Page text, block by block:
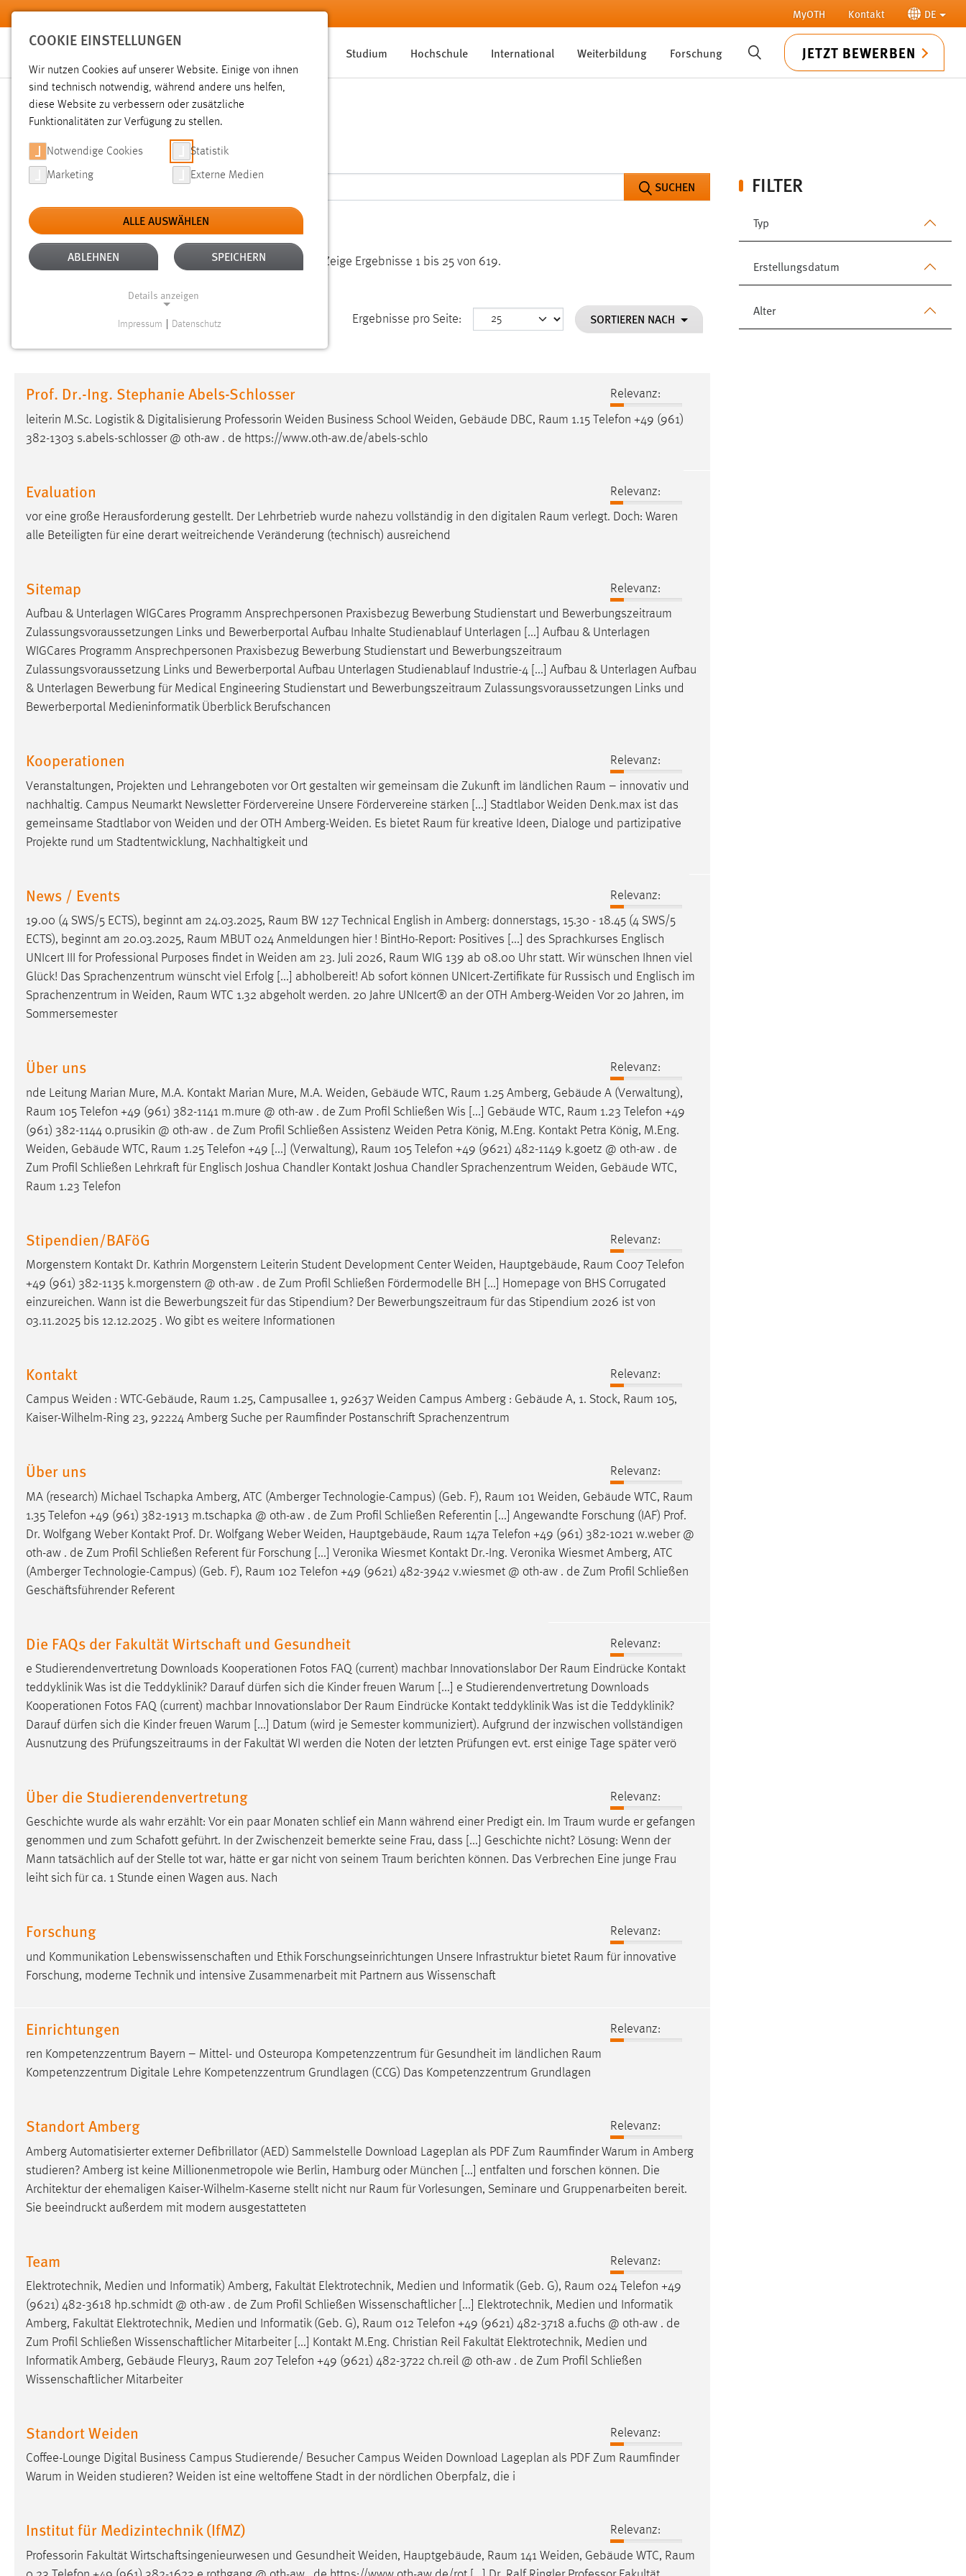
Zum Hauptinhalt springen MyOTH Kontakt DE
Studium Hochschule International Weiterbildung Forschung SUCHE JETZT BEWERBEN
SUCHE
FILTER
Typ
Erstellungsdatum
Alter
SUCHEN
Aktive Filter: TYP: SEITEN ALLE FILTER ENTFERNEN
Gesucht nach "raum". Es wurden 619 Ergebnisse gefunden. Zeige Ergebnisse 1 bis 25 von 619.
Ergebnisse pro Seite: SORTIEREN NACH
Prof. Dr.-Ing. Stephanie Abels-Schlosser
Relevanz:
leiterin M.Sc. Logistik & Digitalisierung Professorin Weiden Business School Weiden, Gebäude DBC, Raum 1.15 Telefon +49 (961)
382-1303 s.abels-schlosser @ oth-aw . de https://www.oth-aw.de/abels-schlo
Evaluation
Relevanz:
vor eine große Herausforderung gestellt. Der Lehrbetrieb wurde nahezu vollständig in den digitalen Raum verlegt. Doch: Waren
alle Beteiligten für eine derart weitreichende Veränderung (technisch) ausreichend
Sitemap
Relevanz:
Aufbau & Unterlagen WIGCares Programm Ansprechpersonen Praxisbezug Bewerbung Studienstart und Bewerbungszeitraum
Zulassungsvoraussetzungen Links und Bewerberportal Aufbau Inhalte Studienablauf Unterlagen [...] Aufbau & Unterlagen
WIGCares Programm Ansprechpersonen Praxisbezug Bewerbung Studienstart und Bewerbungszeitraum
Zulassungsvoraussetzung Links und Bewerberportal Aufbau Unterlagen Studienablauf Industrie-4 [...] Aufbau & Unterlagen Aufbau
& Unterlagen Bewerbung für Medical Engineering Studienstart und Bewerbungszeitraum Zulassungsvoraussetzungen Links und
Bewerberportal Medieninformatik Überblick Berufschancen
Kooperationen
Relevanz:
Veranstaltungen, Projekten und Lehrangeboten vor Ort gestalten wir gemeinsam die Zukunft im ländlichen Raum – innovativ und
nachhaltig. Campus Neumarkt Newsletter Fördervereine Unsere Fördervereine stärken [...] Stadtlabor Weiden Denk.max ist das
gemeinsame Stadtlabor von Weiden und der OTH Amberg-Weiden. Es bietet Raum für kreative Ideen, Dialoge und partizipative
Projekte rund um Stadtentwicklung, Nachhaltigkeit und
News / Events
Relevanz:
19.00 (4 SWS/5 ECTS), beginnt am 24.03.2025, Raum BW 127 Technical English in Amberg: donnerstags, 15.30 - 18.45 (4 SWS/5
ECTS), beginnt am 20.03.2025, Raum MBUT 024 Anmeldungen hier ! BintHo-Report: Positives [...] des Sprachkurses Englisch
UNIcert III for Professional Purposes findet in Weiden am 23. Juli 2026, Raum WIG 139 ab 08.00 Uhr statt. Wir wünschen Ihnen viel
Glück! Das Sprachenzentrum wünscht viel Erfolg [...] abholbereit! Ab sofort können UNIcert-Zertifikate für Russisch und Englisch im
Sprachenzentrum in Weiden, Raum WTC 1.32 abgeholt werden. 20 Jahre UNIcert® an der OTH Amberg-Weiden Vor 20 Jahren, im
Sommersemester
Über uns
Relevanz:
nde Leitung Marian Mure, M.A. Kontakt Marian Mure, M.A. Weiden, Gebäude WTC, Raum 1.25 Amberg, Gebäude A (Verwaltung),
Raum 105 Telefon +49 (961) 382-1141 m.mure @ oth-aw . de Zum Profil Schließen Wis [...] Gebäude WTC, Raum 1.23 Telefon +49
(961) 382-1144 o.prusikin @ oth-aw . de Zum Profil Schließen Assistenz Weiden Petra König, M.Eng. Kontakt Petra König, M.Eng.
Weiden, Gebäude WTC, Raum 1.25 Telefon +49 [...] (Verwaltung), Raum 105 Telefon +49 (9621) 482-1149 k.goetz @ oth-aw . de
Zum Profil Schließen Lehrkraft für Englisch Joshua Chandler Kontakt Joshua Chandler Sprachenzentrum Weiden, Gebäude WTC,
Raum 1.23 Telefon
Stipendien/BAFöG
Relevanz:
Morgenstern Kontakt Dr. Kathrin Morgenstern Leiterin Student Development Center Weiden, Hauptgebäude, Raum C007 Telefon
+49 (961) 382-1135 k.morgenstern @ oth-aw . de Zum Profil Schließen Fördermodelle BH [...] Homepage von BHS Corrugated
einzureichen. Wann ist die Bewerbungszeit für das Stipendium? Der Bewerbungszeitraum für das Stipendium 2026 ist von
03.11.2025 bis 12.12.2025 . Wo gibt es weitere Informationen
Kontakt
Relevanz:
Campus Weiden : WTC-Gebäude, Raum 1.25, Campusallee 1, 92637 Weiden Campus Amberg : Gebäude A, 1. Stock, Raum 105,
Kaiser-Wilhelm-Ring 23, 92224 Amberg Suche per RaumfinderPostanschrift Sprachenzentrum
Über uns
Relevanz:
MA (research) Michael Tschapka Amberg, ATC (Amberger Technologie-Campus) (Geb. F), Raum 101 Weiden, Gebäude WTC, Raum
1.35 Telefon +49 (961) 382-1913 m.tschapka @ oth-aw . de Zum Profil Schließen Referentin [...] Angewandte Forschung (IAF) Prof.
Dr. Wolfgang Weber Kontakt Prof. Dr. Wolfgang Weber Weiden, Hauptgebäude, Raum 147a Telefon +49 (961) 382-1021 w.weber @
oth-aw . de Zum Profil Schließen Referent für Forschung [...] Veronika Wiesmet Kontakt Dr.-Ing. Veronika Wiesmet Amberg, ATC
(Amberger Technologie-Campus) (Geb. F), Raum 102 Telefon +49 (9621) 482-3942 v.wiesmet @ oth-aw . de Zum Profil Schließen
Geschäftsführender Referent
Die FAQs der Fakultät Wirtschaft und Gesundheit
Relevanz:
e Studierendenvertretung Downloads Kooperationen Fotos FAQ (current) machbar Innovationslabor Der Raum Eindrücke Kontakt
teddyklinik Was ist die Teddyklinik? Darauf dürfen sich die Kinder freuen Warum [...] e Studierendenvertretung Downloads
Kooperationen Fotos FAQ (current) machbar Innovationslabor Der Raum Eindrücke Kontakt teddyklinik Was ist die Teddyklinik?
Darauf dürfen sich die Kinder freuen Warum [...] Datum (wird je Semester kommuniziert). Aufgrund der inzwischen vollständigen
Ausnutzung des Prüfungszeitraums in der Fakultät WI werden die Noten der letzten Prüfungen evt. erst einige Tage später verö
Über die Studierendenvertretung
Relevanz:
Geschichte wurde als wahr erzählt: Vor ein paar Monaten schlief ein Mann während einer Predigt ein. Im
Traum wurde er gefangen
genommen und zum Schafott geführt. In der Zwischenzeit bemerkte seine Frau, dass [...] Geschichte nicht? Lösung: Wenn der
Mann tatsächlich auf der Stelle tot war, hätte er gar nicht von seinem
Traum berichten können. Das Verbrechen Eine junge Frau
leiht sich für ca. 1 Stunde einen Wagen aus. Nach
Forschung
Relevanz:
und Kommunikation Lebenswissenschaften und Ethik Forschungseinrichtungen Unsere Infrastruktur bietet Raum für innovative
Forschung, moderne Technik und intensive Zusammenarbeit mit Partnern aus Wissenschaft
Einrichtungen
Relevanz:
ren Kompetenzzentrum Bayern – Mittel- und Osteuropa Kompetenzzentrum für Gesundheit im ländlichen Raum
Kompetenzzentrum Digitale Lehre Kompetenzzentrum Grundlagen (CCG) Das Kompetenzzentrum Grundlagen
Standort Amberg
Relevanz:
Amberg Automatisierter externer Defibrillator (AED) Sammelstelle Download Lageplan als PDF Zum RaumfinderWarum in Amberg
studieren? Amberg ist keine Millionenmetropole wie Berlin, Hamburg oder München [...] entfalten und forschen können. Die
Architektur der ehemaligen Kaiser-Wilhelm-Kaserne stellt nicht nur Raum für Vorlesungen, Seminare und Gruppenarbeiten bereit.
Sie beeindruckt außerdem mit modern ausgestatteten
Team
Relevanz:
Elektrotechnik, Medien und Informatik) Amberg, Fakultät Elektrotechnik, Medien und Informatik (Geb. G), Raum 024 Telefon +49
(9621) 482-3618 hp.schmidt @ oth-aw . de Zum Profil Schließen Wissenschaftlicher [...] Elektrotechnik, Medien und Informatik
Amberg, Fakultät Elektrotechnik, Medien und Informatik (Geb. G), Raum 012 Telefon +49 (9621) 482-3718 a.fuchs @ oth-aw . de
Zum Profil Schließen Wissenschaftlicher Mitarbeiter [...] Kontakt M.Eng. Christian Reil Fakultät Elektrotechnik, Medien und
Informatik Amberg, Gebäude Fleury3, Raum 207 Telefon +49 (9621) 482-3722 ch.reil @ oth-aw . de Zum Profil Schließen
Wissenschaftlicher Mitarbeiter
Standort Weiden
Relevanz:
Coffee-Lounge Digital Business Campus Studierende/ Besucher Campus Weiden Download Lageplan als PDF Zum Raumfinder
Warum in Weiden studieren? Weiden ist eine weltoffene Stadt in der nördlichen Oberpfalz, die i
Institut für Medizintechnik (IfMZ)
Relevanz:
Professorin Fakultät Wirtschaftsingenieurwesen und Gesundheit Weiden, Hauptgebäude, Raum 141 Weiden, Gebäude WTC, Raum
COOKIE EINSTELLUNGEN
Wir nutzen Cookies auf unserer Website. Einige von ihnen
sind technisch notwendig, während andere uns helfen,
diese Website zu verbessern oder zusätzliche
Funktionalitäten zur Verfügung zu stellen.
Notwendige Cookies Statistik
Marketing Externe Medien
ALLE AUSWÄHLEN
ABLEHNEN SPEICHERN
Details anzeigen
Website erforderlich.
Einverständnis
Zweck:
des Benutzers
Cookie Laufzeit: 1 Jahr
Performance
Name: staticfilecache
Zweck:
Für performante Seitenauslieferung wird
in diesem Cookie gespeichert, ob man
eingeloggt ist.
Sprachpräferenz
Zweck:
Sprache der Website.
Cookie Laufzeit: 30 Tage
5e9dbeb1811c0446
Zweck:
Wird benötigt um die Chatfunktion
nutzen zu können.
Cookie Laufzeit: MibewSessionID, mibew-chat-frame-
style-5e9dbeb1811c0446 =
Login
Name: fe_user, be_user, be_lastLoginProvider
Zweck:
Dieser Cookie ist notwendig um sich an
der Website einloggen zu können.
Cookie Laufzeit: 24 Stunden
STATISTIK
Statistik Cookies erfassen Informationen anonym.
Diese Informationen helfen uns zu verstehen, wie
unsere Besucher unsere Website nutzen.
Matomo
Zweck:
Cookie Laufzeit: Max. 13 Monate
verwendet, um personalisierte Werbung anzuzeigen.
Sie tun dies, indem sie Besucher über Websites
hinweg verfolgen.
Google Ads
Name: _gcl_au
Zweck: Conversion-Tracking
Cookie Laufzeit:
Facebook Pixel
Name: _fbp
Zweck: Conversion-Tracking
Cookie Laufzeit:
Plattformen anzeigen zu können, werden von diesen
YouTube
Vimeo
Impressum Datenschutz